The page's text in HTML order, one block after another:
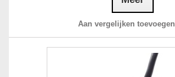
Aan vergelijken toevoegen